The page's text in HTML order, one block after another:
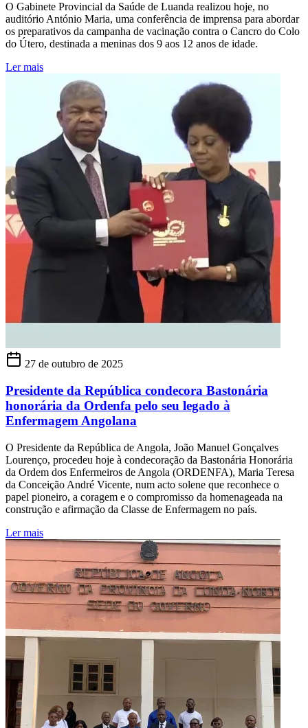
O Gabinete Provincial da Saúde de Luanda realizou hoje, no
auditório António Maria, uma conferência de imprensa para abordar
os preparativos da campanha de vacinação contra o Cancro do Colo
do Útero, destinada a meninas dos 9 aos 12 anos de idade.
Ler mais
27 de outubro de 2025
Presidente da República condecora Bastonária
honorária da Ordenfa pelo seu legado à
Enfermagem Angolana
O Presidente da República de Angola, João Manuel Gonçalves
Lourenço, procedeu hoje à condecoração da Bastonária Honorária
da Ordem dos Enfermeiros de Angola (ORDENFA), Maria Teresa
da Conceição André Vicente, num acto solene que reconhece o
papel pioneiro, a coragem e o compromisso da homenageada na
construção e afirmação da Classe de Enfermagem no país.
Ler mais